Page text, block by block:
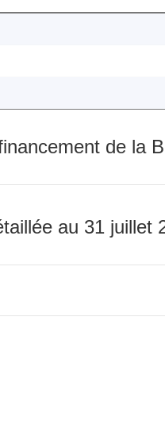
de la
au 31 juillet